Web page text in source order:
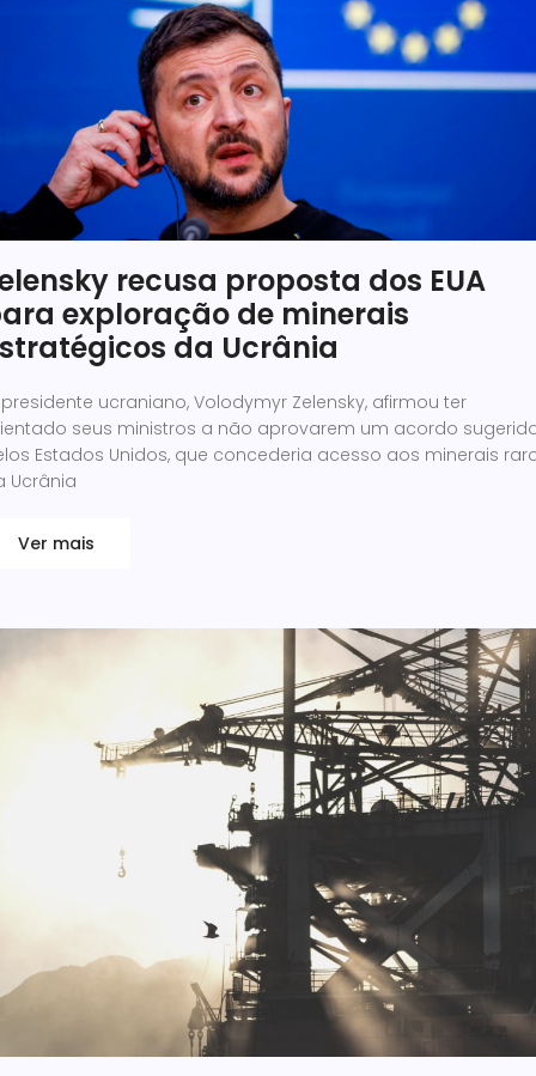
recusa proposta dos EUA
exploração de minerais
da Ucrânia
ucraniano, Volodymyr Zelensky, afirmou ter
seus ministros a não aprovarem um acordo
Estados Unidos, que concederia acesso aos minerais
Ucrânia
Ver mais